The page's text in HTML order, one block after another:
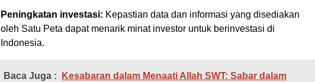
Peningkatan investasi: Kepastian data dan informasi yang disediakan
oleh Satu Peta dapat menarik minat investor untuk berinvestasi di
Indonesia.
Baca Juga :
Kesabaran dalam Menaati Allah SWT: Sabar dalam